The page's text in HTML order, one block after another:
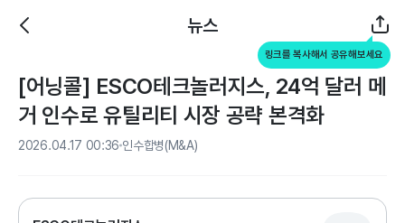
뉴스
링크를 복사해서 공유해보세요
[어닝콜] ESCO테크놀러지스, 24억 달러 메
거 인수로 유틸리티 시장 공략 본격화
2026.04.17 00:36 인수합병(M&A)